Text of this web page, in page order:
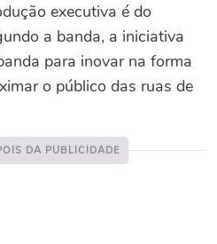
executiva é do
a banda, a iniciativa
para inovar na forma
o público das ruas de